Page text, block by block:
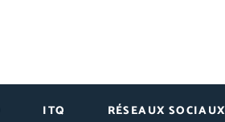
ITQ RÉSEAUX SOCIAUX